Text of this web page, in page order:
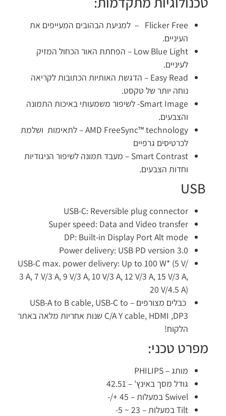
Flicker Free – למניעת הבהובים המעייפים את
העיניים.
Low Blue Light – הפחתת האור הכחול המזיק
לעיניים.
Easy Read – הדגשת האותיות הכתובות לקריאה
נוחה יותר של טקסט.
Smart Image- לשיפור משמעותי באיכות התמונה
והצבעים.
AMD FreeSync™ technology – לתאימות ושלמת
לכרטיסים גרפיים
Smart Contrast – מעבד תמונה לשיפור הניגודיות
וחדות הצבעים.
USB-C: Reversible plug connector
Super speed: Data and Video transfer
DP: Built-in Display Port Alt mode
Power delivery: USB PD version 3.0
USB-C max. power delivery: Up to 100 W* (5 V/
3 A, 7 V/3 A, 9 V/3 A, 10 V/3 A, 12 V/3 A, 15 V/3 A,
20 V/4.5 A)
כבלים מצורפים – USB-A to B cable, USB-C to
C/A Y cable, HDMI ,DP3 שנות אחריות מלאה באתר
הלקוח!
מפרט טכני:
מותג –PHILIPS
גודל מסך באינץ’ – 42.51
Swivel במעלות –
-/+ 45
Tilt במעלות –
-5 ~ 23